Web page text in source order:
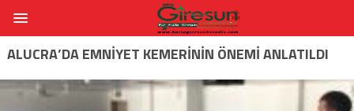
ALUCRA’DA EMNIYET KEMERININ ÖNEMI ANLATILDI